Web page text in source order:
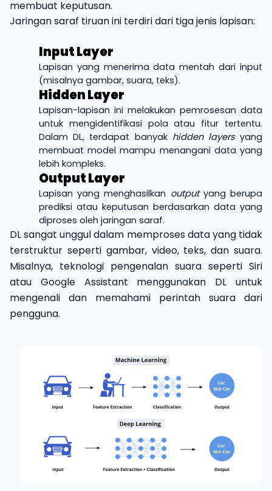
membuat keputusan.
Jaringan saraf tiruan ini terdiri dari tiga jenis lapisan:
Input Layer
Lapisan yang menerima data mentah dari input
(misalnya gambar, suara, teks).
Hidden Layer
Lapisan-lapisan ini melakukan pemrosesan data
untuk mengidentifikasi pola atau fitur tertentu.
Dalam DL, terdapat banyak hidden layersyang
membuat model mampu menangani data yang
lebih kompleks.
Output Layer
Lapisan yang menghasilkan outputyang berupa
prediksi atau keputusan berdasarkan data yang
diproses oleh jaringan saraf.
DL sangat unggul dalam memproses data yang tidak
terstruktur seperti gambar, video, teks, dan suara.
Misalnya, teknologi pengenalan suara seperti Siri
atau Google Assistant menggunakan DL untuk
mengenali dan memahami perintah suara dari
pengguna.